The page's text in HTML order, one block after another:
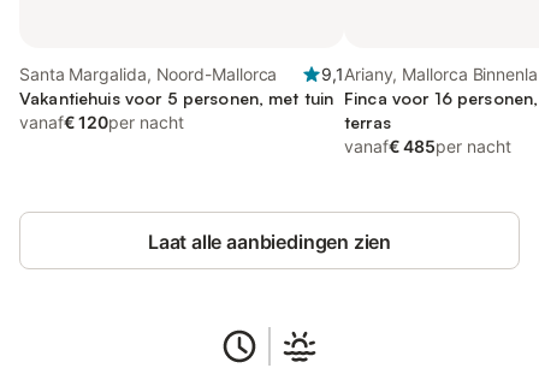
Santa Margalida, Noord-Mallorca
9,1
Vakantiehuis voor 5 personen, met tuin
vanaf€ 120per nacht
Ariany, Mallorca
Finca voor 16
terras
vanaf€ 485per nacht
Laat alle aanbiedingen zien